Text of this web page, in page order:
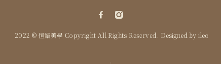
2022 © 恒語美學 Copyright All Rights Reserved. Designed by ileo